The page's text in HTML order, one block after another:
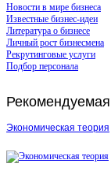
Новости в мире бизнеса
Известные бизнес-идеи
Литература о бизнесе
Личный рост бизнесмена
Рекрутинговые услуги
Подбор персонала
Рекомендуемая
Экономическая теория